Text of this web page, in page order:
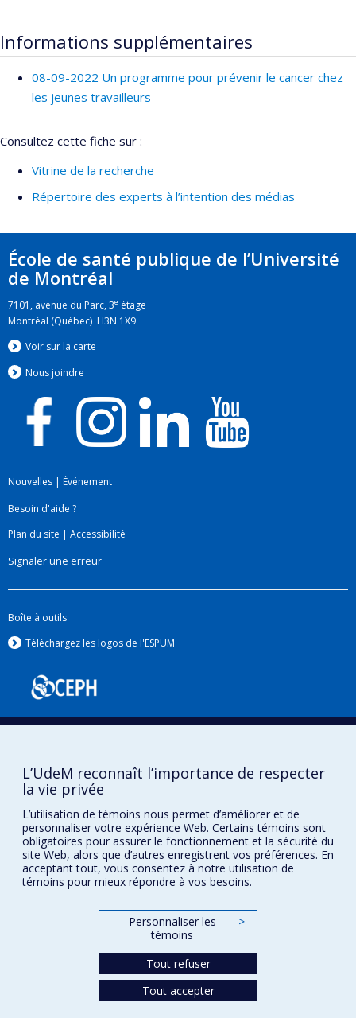
Informations supplémentaires
08-09-2022 Un programme pour prévenir le cancer chez
les jeunes travailleurs
Consultez cette fiche sur :
Vitrine de la recherche
Répertoire des experts à l’intention des médias
École de santé publique de l’Université
de Montréal
7101, avenue du Parc, 3e étage
Montréal (Québec) H3N 1X9
Voir sur la carte
Nous joindre
Nouvelles | Événement
Besoin d'aide ?
Plan du site | Accessibilité
Signaler une erreur
Boîte à outils
Téléchargez les logos de l'ESPUM
Confidentialité
Conditions d’utilisation
Paramètres des témoins
Université de
Montréal
L’UdeM reconnaît l’importance de respecter
la vie privée
L’utilisation de témoins nous permet d’améliorer et de
personnaliser votre expérience Web. Certains témoins sont
obligatoires pour assurer le fonctionnement et la sécurité du
site Web, alors que d’autres enregistrent vos préférences. En
acceptant tout, vous consentez à notre utilisation de
témoins pour mieux répondre à vos besoins.
Personnaliser les
témoins
>
Tout refuser
Tout accepter